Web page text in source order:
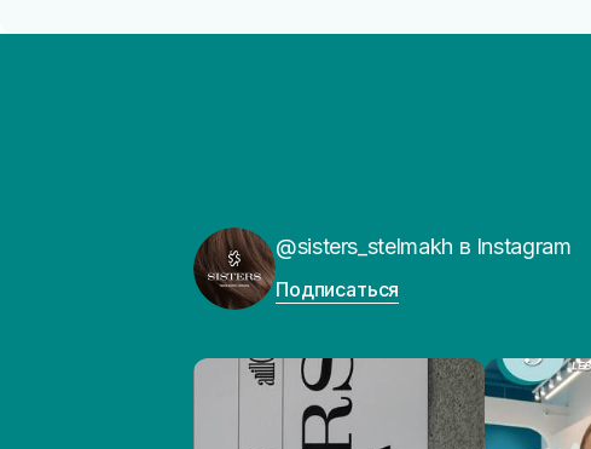
@sisters_stelmakh в Instagram
Подписаться